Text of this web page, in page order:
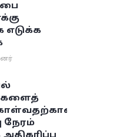
எடுக்க
நேரம்